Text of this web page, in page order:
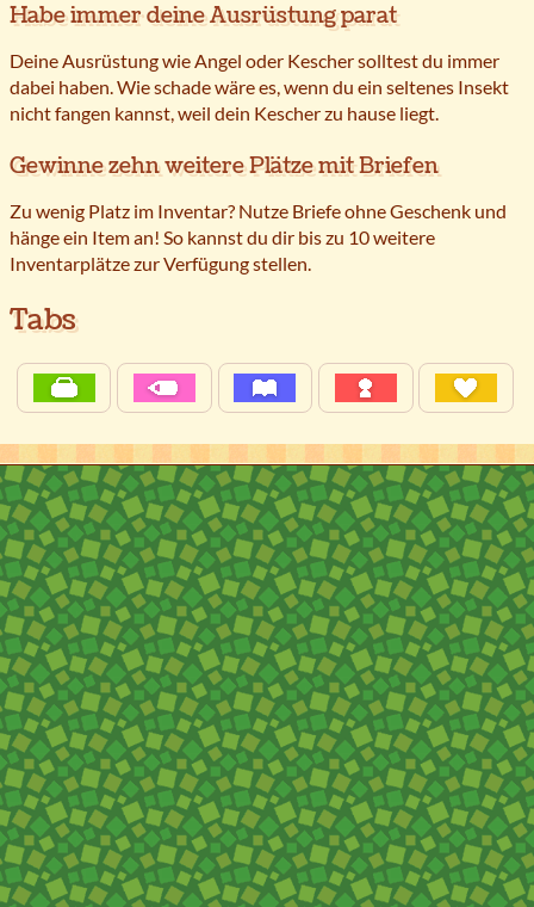
Habe immer deine Ausrüstung parat
Deine Ausrüstung wie Angel oder Kescher solltest du immer
dabei haben. Wie schade wäre es, wenn du ein seltenes Insekt
nicht fangen kannst, weil dein Kescher zu hause liegt.
Gewinne zehn weitere Plätze mit Briefen
Zu wenig Platz im Inventar? Nutze Briefe ohne Geschenk und
hänge ein Item an! So kannst du dir bis zu 10 weitere
Inventarplätze zur Verfügung stellen.
Tabs